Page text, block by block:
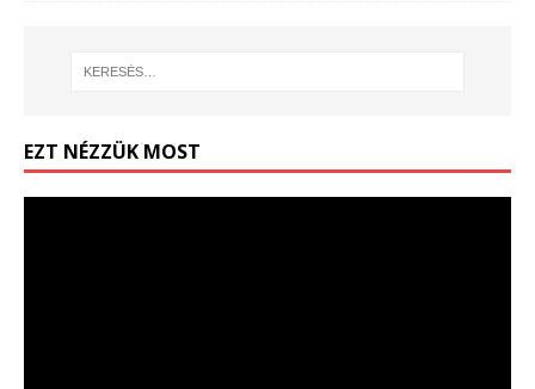
EZT NÉZZÜK MOST